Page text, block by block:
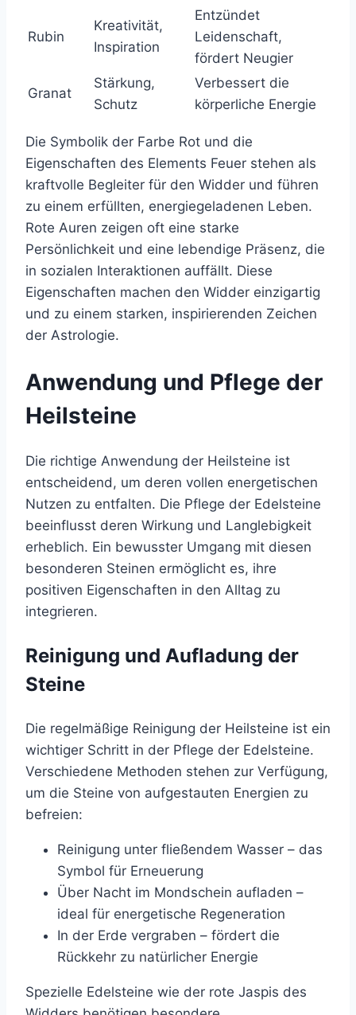
Rubin
Kreativität,
Inspiration
Entzündet
Leidenschaft,
fördert Neugier
Granat
Stärkung,
Schutz
Verbessert die
körperliche Energie
Die Symbolik der Farbe Rot und die
Eigenschaften des Elements Feuer stehen als
kraftvolle Begleiter für den Widder und führen
zu einem erfüllten, energiegeladenen Leben.
Rote Auren zeigen oft eine starke
Persönlichkeit und eine lebendige Präsenz, die
in sozialen Interaktionen auffällt. Diese
Eigenschaften machen den Widder einzigartig
und zu einem starken, inspirierenden Zeichen
der Astrologie.
Anwendung und Pflege der
Heilsteine
Die richtige Anwendung der Heilsteine ist
entscheidend, um deren vollen energetischen
Nutzen zu entfalten. Die Pflege der Edelsteine
beeinflusst deren Wirkung und Langlebigkeit
erheblich. Ein bewusster Umgang mit diesen
besonderen Steinen ermöglicht es, ihre
positiven Eigenschaften in den Alltag zu
integrieren.
Reinigung und Aufladung der
Steine
Die regelmäßige Reinigung der Heilsteine ist ein
wichtiger Schritt in der Pflege der Edelsteine.
Verschiedene Methoden stehen zur Verfügung,
um die Steine von aufgestauten Energien zu
befreien:
Reinigung unter fließendem Wasser – das
Symbol für Erneuerung
Über Nacht im Mondschein aufladen –
ideal für energetische Regeneration
In der Erde vergraben – fördert die
Rückkehr zu natürlicher Energie
Spezielle Edelsteine wie der rote Jaspis des